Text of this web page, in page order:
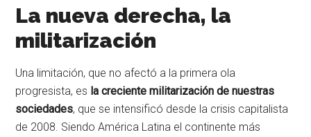
La nueva derecha, la
militarización
Una limitación, que no afectó a la primera ola
progresista, es la creciente militarización de nuestras
sociedades, que se intensificó desde la crisis capitalista
de 2008. Siendo América Latina el continente más